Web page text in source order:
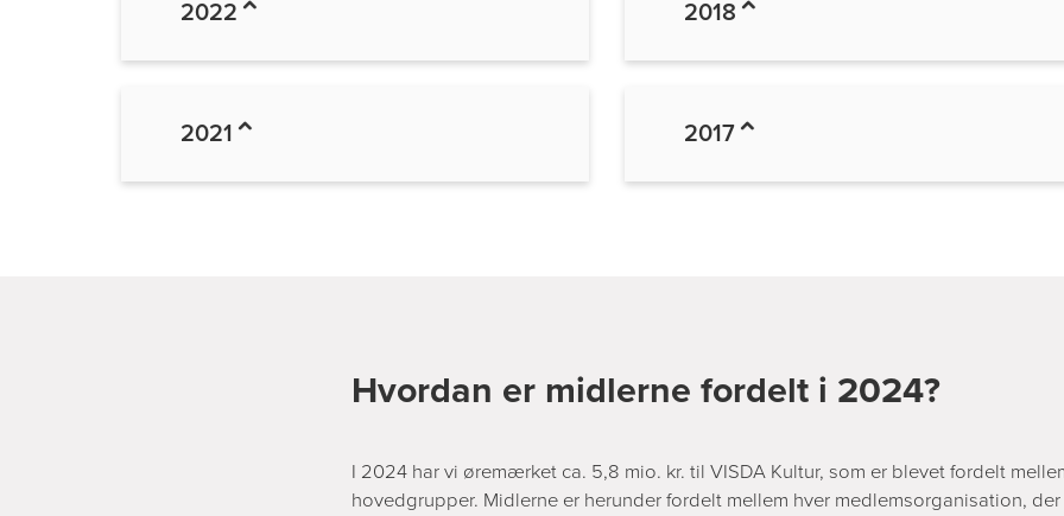
2022
2021
2018
2017
Hvordan er midlerne fordelt i 2024?
I 2024 har vi øremærket ca. 5,8 mio. kr. til VISDA Kultur, som er blevet fordelt
hovedgrupper. Midlerne er herunder fordelt mellem hver medlemsorganisation, der